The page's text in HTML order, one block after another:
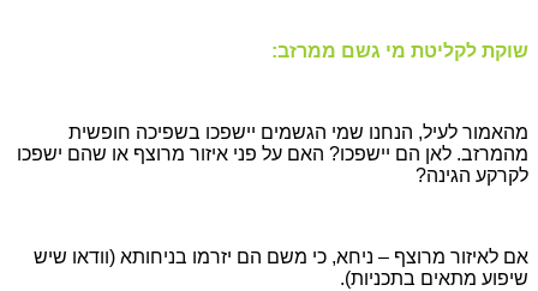
שוקת לקליטת מי גשם ממרזב:
מהאמור לעיל, הנחנו שמי הגשמים יישפכו בשפיכה חופשית
מהמרזב. לאן הם יישפכו? האם על פני איזור מרוצף או שהם ישפכו
לקרקע הגינה?
אם לאיזור מרוצף – ניחא, כי משם הם יזרמו בניחותא (וודאו שיש
שיפוע מתאים בתכניות).